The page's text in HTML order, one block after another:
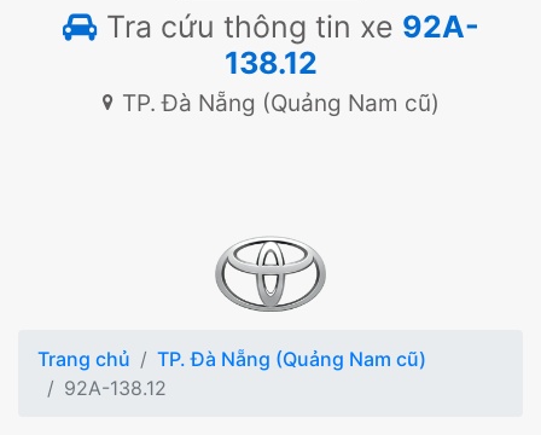
Tra cứu thông tin xe 92A-
138.12
TP. Đà Nẵng (Quảng Nam cũ)
Trang chủ
TP. Đà Nẵng (Quảng Nam cũ)
92A-138.12